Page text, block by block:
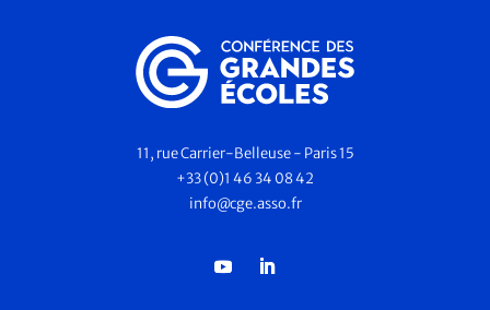
11, rue Carrier-Belleuse - Paris 15
+33 (0)1 46 34 08 42
info@cge.asso.fr